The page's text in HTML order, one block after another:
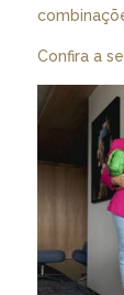
Confira a